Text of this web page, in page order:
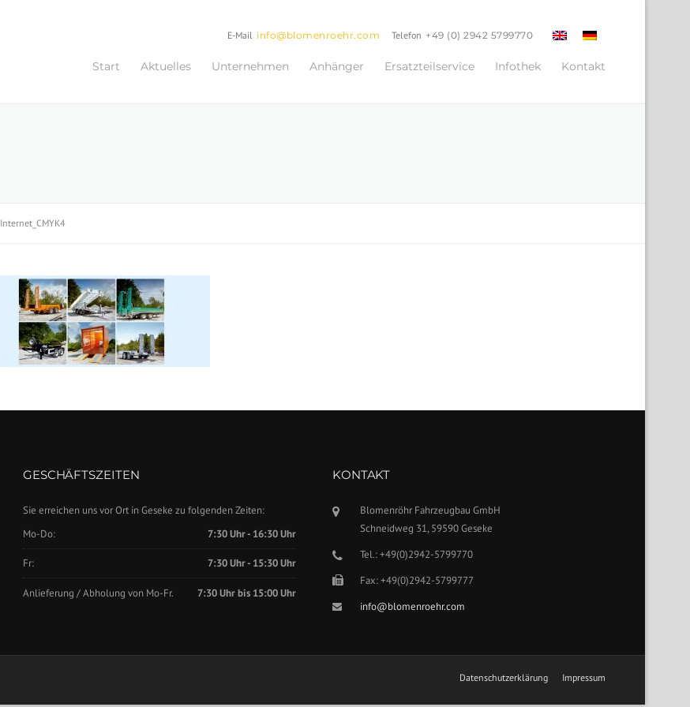
Telefon +49 (0) 2942 5799770
E-Mail info@blomenroehr.com
Start Aktuelles Unternehmen Anhänger Ersatzteilservice Infothek Kontakt
Internet_CMYK4
GESCHÄFTSZEITEN
Sie erreichen uns vor Ort in Geseke zu folgenden Zeiten:
Mo-Do:
7:30 Uhr - 16:30 Uhr
Fr: 7:30 Uhr - 15:30 Uhr
Anlieferung / Abholung von Mo-Fr. 7:30 Uhr bis 15:00 Uhr
KONTAKT
Blomenröhr Fahrzeugbau GmbH
Schneidweg 31, 59590 Geseke
Tel.: +49(0)2942-5799770
Fax: +49(0)2942-5799777
info@blomenroehr.com
Datenschutzerklärung Impressum